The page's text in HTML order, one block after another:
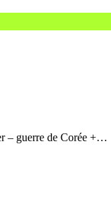
– guerre de Corée +…